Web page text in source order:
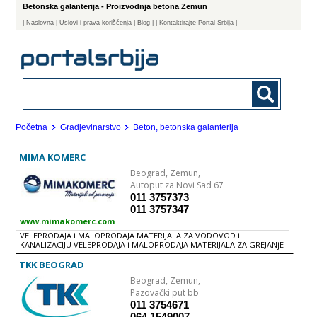
Betonska galanterija - Proizvodnja betona Zemun
Naslovna | Uslovi i prava korišćenja Blog | Kontaktirajte Portal Srbija |
Početna Gradjevinarstvo Beton, betonska galanterija
MIMA KOMERC
Beograd, Zemun,
Autoput za Novi Sad 67
011 3757373
011 3757347
www.mimakomerc.com
VELEPRODAJA i MALOPRODAJA MATERIJALA ZA VODOVOD i
KANALIZACIJU VELEPRODAJA i MALOPRODAJA MATERIJALA ZA GREJANjE
ALATI - Alat za cevi ARMATURE - Gumeni Kompenzatori - Hvatači -
Korpe - Klapne i ventili - Kućni priključak - Ambro šelna - Kuplung
Vodomerni šahtovi - Žablji poklopac BETONSKA GALANTERIJA BATERIJE
ZA VODU - Baterije armal - Baterije rosan - Pribor za baterije za vodu
ČELIČVNI FITING i CEVI - Čelične prirubnice BOJLERI - Bojleri Ariston -
Bojleri Gorenje - Bojleri Metalac - Bojleri Oprema - Bojleri Simens CEVI
TKK BEOGRAD
Beograd, Zemun,
Pazovački put bb
011 3754671